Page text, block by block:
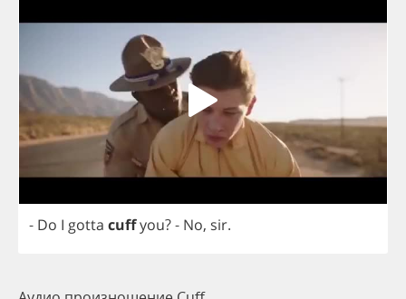
- Do I gotta cuffyou?- No, sir.